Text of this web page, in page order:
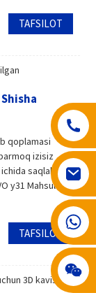
TAFSILOT
qoplamasi
izisiz
saqlab
y31 Mahsulot
TAFSILOT